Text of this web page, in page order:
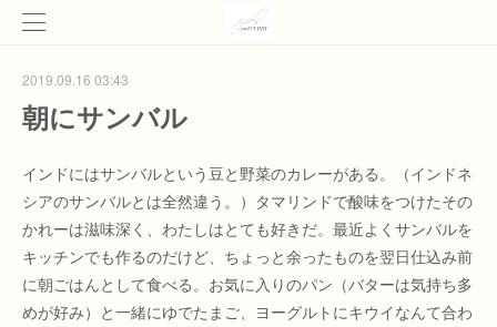
2019.09.16 03:43
朝にサンバル
インドにはサンバルという豆と野菜のカレーがある。（インドネ
シアのサンバルとは全然違う。）タマリンドで酸味をつけたその
かれーは滋味深く、わたしはとても好きだ。最近よくサンバルを
キッチンでも作るのだけど、ちょっと余ったものを翌日仕込み前
に朝ごはんとして食べる。お気に入りのパン（バターは気持ち多
めが好み）と一緒にゆでたまご、ヨーグルトにキウイなんて合わ